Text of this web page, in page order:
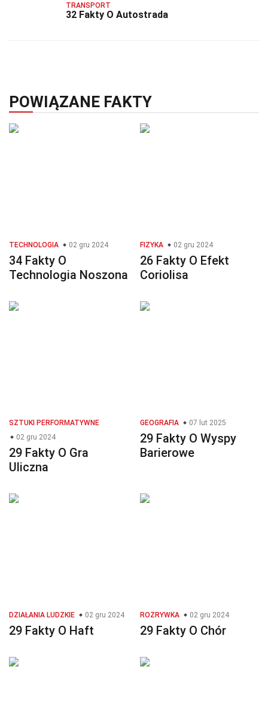
TRANSPORT
32 Fakty O Autostrada
POWIĄZANE FAKTY
TECHNOLOGIA 02 gru 2024
34 Fakty O
Technologia Noszona
FIZYKA 02 gru 2024
26 Fakty O Efekt
Coriolisa
SZTUKI PERFORMATYWNE
02 gru 2024
29 Fakty O Gra
Uliczna
GEOGRAFIA 07 lut 2025
29 Fakty O Wyspy
Barierowe
DZIAŁANIA LUDZKIE 02 gru 2024
29 Fakty O Haft
ROZRYWKA 02 gru 2024
29 Fakty O Chór